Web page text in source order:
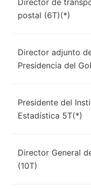
postal (6T)(*)
Director adjunto
Presidencia del
Presidente del
Estadística 5T(*)
Director General
(10T)